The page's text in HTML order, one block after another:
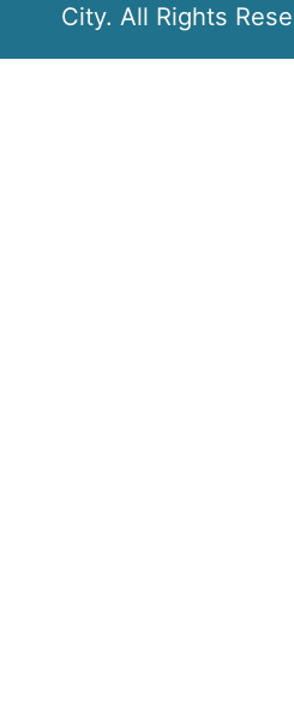
City. All Rights